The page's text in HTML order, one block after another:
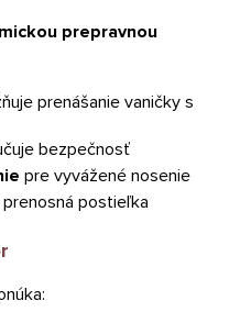
prepravnou
prenášanie vaničky s
bezpečnosť
pre vyvážené nosenie
postieľka